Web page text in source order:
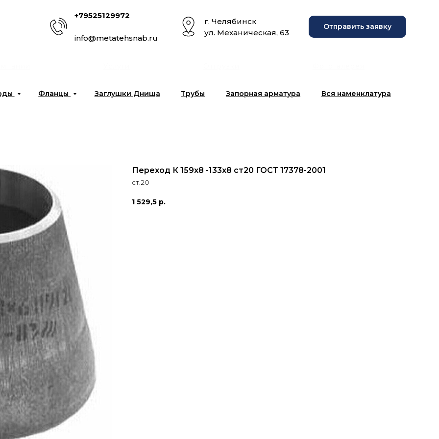
+79525129972
info@metatehsnab.ru
г. Челябинск
ул. Механическая, 63
Отправить заявку
Фланцы Заглушки Днища Трубы Запорная арматура Вся наменклатура
Переход К 159х8 -133х8 ст20 ГОСТ 17378-2001
ст.20
1 529,5 р.